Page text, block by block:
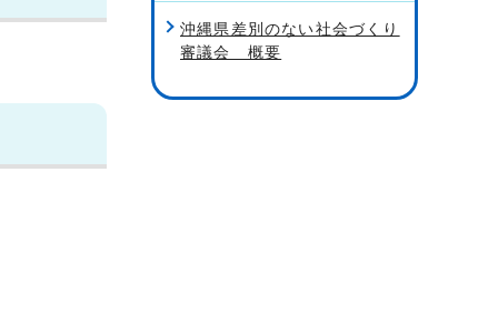
沖縄県差別のない社会づくり
審議会 概要